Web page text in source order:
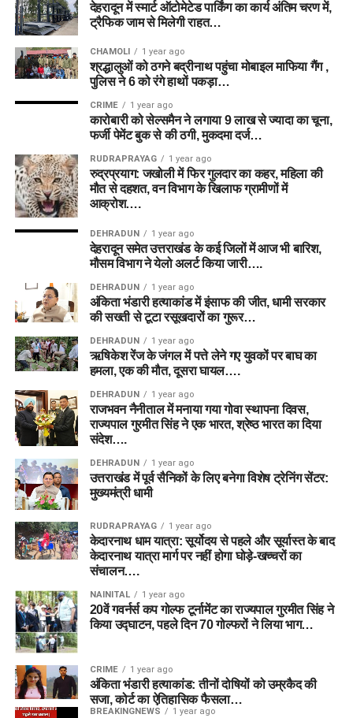
देहरादून में स्मार्ट ऑटोमेटेड पार्किंग का कार्य अंतिम चरण में,
ट्रैफिक जाम से मिलेगी राहत…
CHAMOLI 1 year ago
श्रद्धालुओं को ठगने बद्रीनाथ पहुंचा मोबाइल माफिया गैंग ,
पुलिस ने 6 को रंगे हाथों पकड़ा…
CRIME 1 year ago
कारोबारी को सेल्समैन ने लगाया 9 लाख से ज्यादा का चूना,
फर्जी पेमेंट बुक से की ठगी, मुकदमा दर्ज…
RUDRAPRAYAG 1 year ago
रुद्रप्रयाग: जखोली में फिर गुलदार का कहर, महिला की
मौत से दहशत, वन विभाग के खिलाफ ग्रामीणों में
आक्रोश….
DEHRADUN 1 year ago
देहरादून समेत उत्तराखंड के कई जिलों में आज भी बारिश,
मौसम विभाग ने येलो अलर्ट किया जारी….
DEHRADUN 1 year ago
अंकिता भंडारी हत्याकांड में इंसाफ की जीत, धामी सरकार
की सख्ती से टूटा रसूखदारों का गुरूर…
DEHRADUN 1 year ago
ऋषिकेश रेंज के जंगल में पत्ते लेने गए युवकों पर बाघ का
हमला, एक की मौत, दूसरा घायल….
DEHRADUN 1 year ago
राजभवन नैनीताल में मनाया गया गोवा स्थापना दिवस,
राज्यपाल गुरमीत सिंह ने एक भारत, श्रेष्ठ भारत का दिया
संदेश….
DEHRADUN 1 year ago
उत्तराखंड में पूर्व सैनिकों के लिए बनेगा विशेष ट्रेनिंग सेंटर:
मुख्यमंत्री धामी
RUDRAPRAYAG 1 year ago
केदारनाथ धाम यात्रा: सूर्योदय से पहले और सूर्यास्त के बाद
केदारनाथ यात्रा मार्ग पर नहीं होगा घोड़े-खच्चरों का
संचालन….
NAINITAL 1 year ago
20वें गवर्नर्स कप गोल्फ टूर्नामेंट का राज्यपाल गुरमीत सिंह ने
किया उद्घाटन, पहले दिन 70 गोल्फरों ने लिया भाग…
CRIME 1 year ago
अंकिता भंडारी हत्याकांड: तीनों दोषियों को उम्रकैद की
सजा, कोर्ट का ऐतिहासिक फैसला…
BREAKINGNEWS 1 year ago